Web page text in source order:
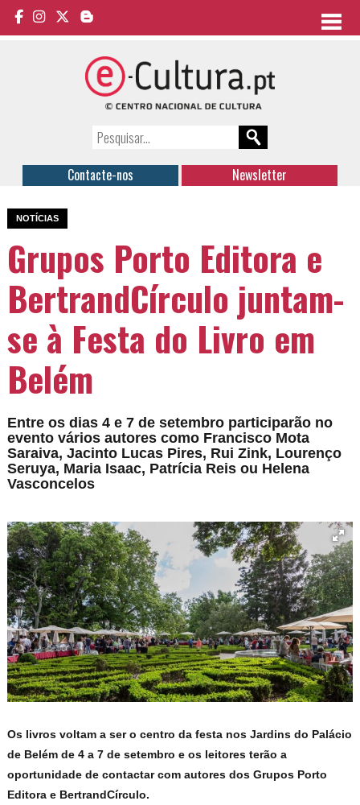
Contacte-nos Newsletter
NOTÍCIAS
Grupos Porto Editora e
BertrandCírculo juntam-
se à Festa do Livro em
Belém
Entre os dias 4 e 7 de setembro participarão no
evento vários autores como Francisco Mota
Saraiva, Jacinto Lucas Pires, Rui Zink, Lourenço
Seruya, Maria Isaac, Patrícia Reis ou Helena
Vasconcelos
Os livros voltam a ser o centro da festa nos Jardins do Palácio
de Belém de 4 a 7 de setembro e os leitores terão a
oportunidade de contactar com autores dos Grupos Porto
Editora e BertrandCírculo.